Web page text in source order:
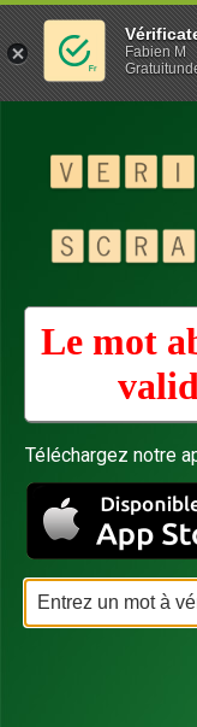
Le mot
Téléchargez notre
Fabien M